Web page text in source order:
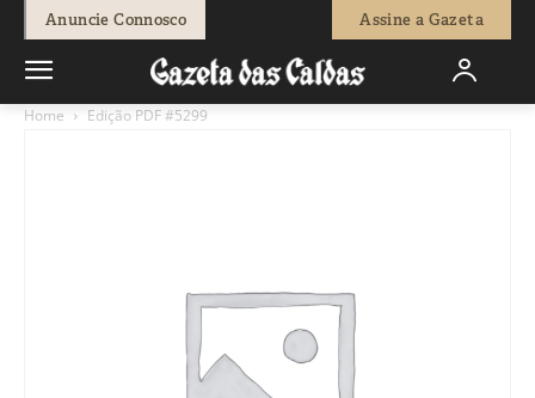
Anuncie Connosco Assine a Gazeta
Home Edição PDF #5299